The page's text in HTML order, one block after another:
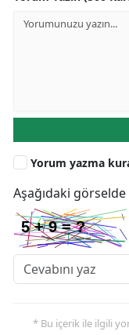
Yorum yazma
Aşağıdaki
* Bu içerik ile ilgili